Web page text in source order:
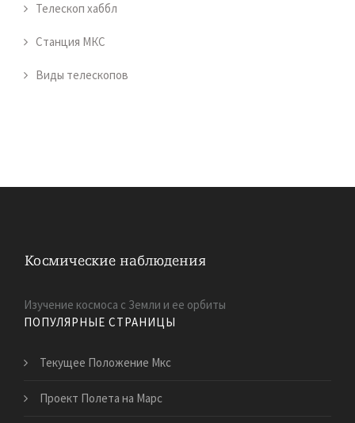
Телескоп хаббл
Станция МКС
Виды телескопов
Изучение космоса с Земли и ее орбиты
ПОПУЛЯРНЫЕ СТРАНИЦЫ
Текущее Положение Мкс
Проект Полета на Марс